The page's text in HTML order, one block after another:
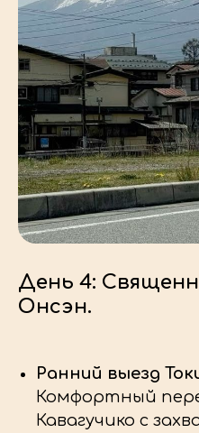
День 4:
Онсэн.
Ранний выезд
Комфортный
Кавагучико с